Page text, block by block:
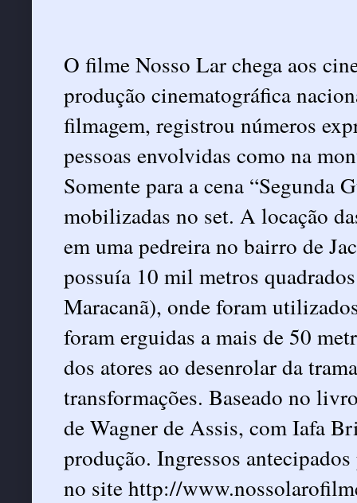
O filme Nosso Lar chega aos
produção cinematográfica
filmagem, registrou números
pessoas envolvidas como na
Somente para a cena “Segunda
mobilizadas no set. A locação
em uma pedreira no bairro de
possuía 10 mil metros
Maracanã), onde foram
foram erguidas a mais de 50
dos atores ao desenrolar da
transformações. Baseado no
de Wagner de Assis, com Iafa
produção. Ingressos
no sitehttp://